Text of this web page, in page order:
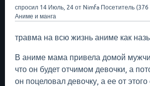
спросил 14 Июль, 24 от Nimfa Посетитель (376
Аниме и манга
травма на всю жизнь аниме как
В аниме мама привела домой
что он будет отчимом девочки, а
он поцеловал девочку, а ее от